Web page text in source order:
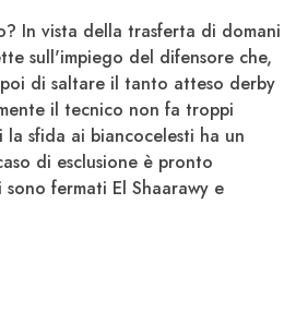
In vista della trasferta di domani
sull'impiego del difensore che,
di saltare il tanto atteso derby
il tecnico non fa troppi
la sfida ai biancocelesti ha un
di esclusione è pronto
sono fermati El Shaarawy e